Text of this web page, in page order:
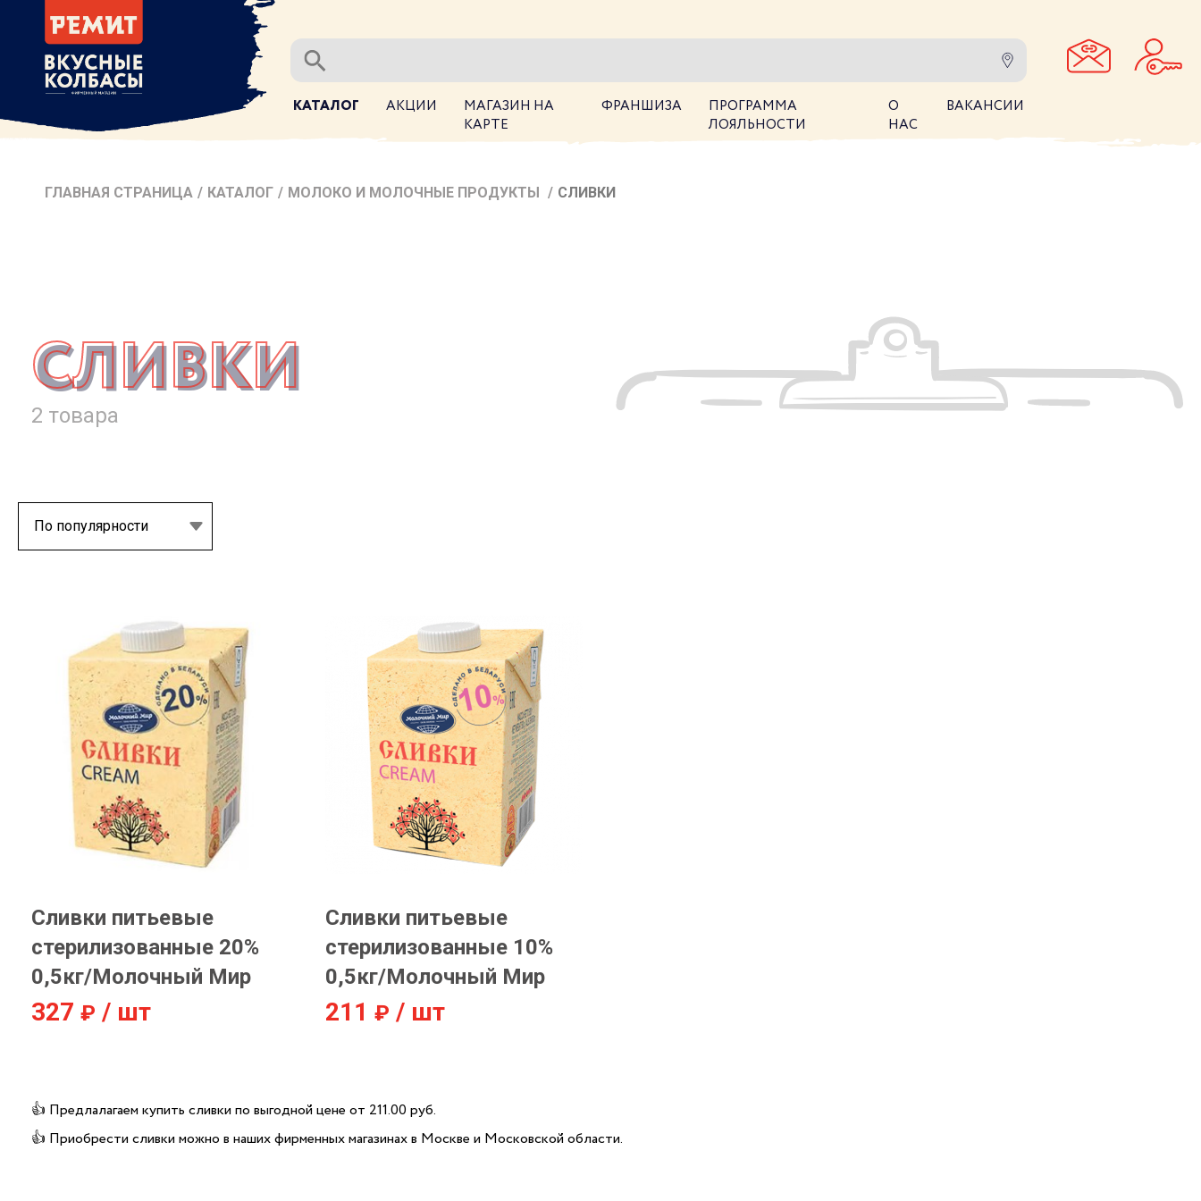
КАТАЛОГ АКЦИИ
МАГАЗИН НА
КАРТЕ
ФРАНШИЗА
ПРОГРАММА
ЛОЯЛЬНОСТИ
О
НАС
ВАКАНСИИ
ГЛАВНАЯ СТРАНИЦА / КАТАЛОГ / МОЛОКО И МОЛОЧНЫЕ ПРОДУКТЫ / СЛИВКИ
СЛИВКИ
2 товара
Сливки питьевые
стерилизованные 20%
0,5кг/Молочный Мир
327 / шт
Сливки питьевые
стерилизованные 10%
0,5кг/Молочный Мир
211 / шт
👍 Предлалагаем купить сливки по выгодной цене от 211.00 руб.
👍 Приобрести сливки можно в наших фирменных магазинах в Москве и Московской области.